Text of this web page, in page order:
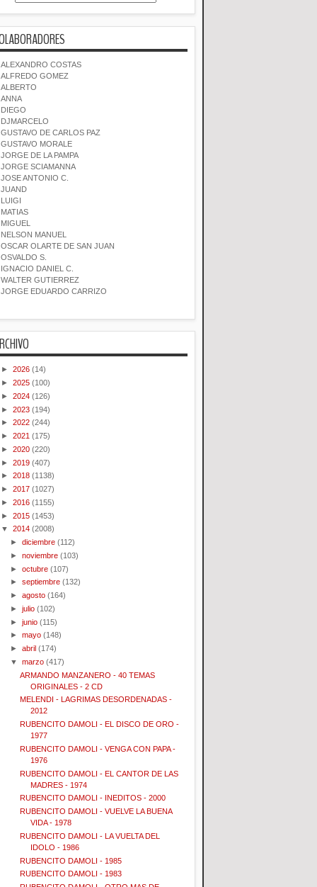
ALEXANDRO COSTAS
ALFREDO GOMEZ
ALBERTO
ANNA
DIEGO
DJMARCELO
GUSTAVO DE CARLOS PAZ
GUSTAVO MORALE
JORGE DE LA PAMPA
JORGE SCIAMANNA
JOSE ANTONIO C.
JUAND
LUIGI
MATIAS
MIGUEL
NELSON MANUEL
OSCAR OLARTE DE SAN JUAN
OSVALDO S.
IGNACIO DANIEL C.
WALTER GUTIERREZ
JORGE EDUARDO CARRIZO
► 2026 (14)
► 2025 (100)
► 2024 (126)
► 2023 (194)
► 2022 (244)
► 2021 (175)
► 2020 (220)
► 2019 (407)
► 2018 (1138)
► 2017 (1027)
► 2016 (1155)
► 2015 (1453)
▼ 2014 (2008)
►diciembre (112)
►noviembre (103)
►octubre (107)
►septiembre (132)
►agosto (164)
►julio (102)
►junio (115)
►mayo (148)
►abril (174)
▼marzo (417)
ARMANDO MANZANERO - 40 TEMAS
ORIGINALES - 2 CD
MELENDI - LAGRIMAS DESORDENADAS -
2012
RUBENCITO DAMOLI - EL DISCO DE ORO -
1977
RUBENCITO DAMOLI - VENGA CON PAPA -
1976
RUBENCITO DAMOLI - EL CANTOR DE LAS
MADRES - 1974
RUBENCITO DAMOLI - INEDITOS - 2000
RUBENCITO DAMOLI - VUELVE LA BUENA
VIDA - 1978
RUBENCITO DAMOLI - LA VUELTA DEL
IDOLO - 1986
RUBENCITO DAMOLI - 1985
RUBENCITO DAMOLI - 1983